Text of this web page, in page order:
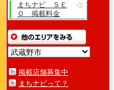
まちナビ ＳＥ
Ｏ 掲載料金
掲載店舗募集中
まちナビって？